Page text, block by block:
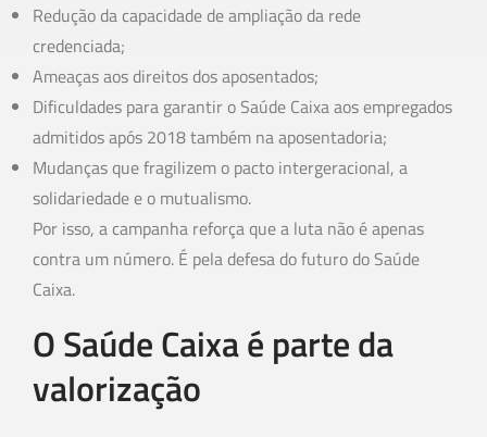
Redução da capacidade de ampliação da rede
credenciada;
Ameaças aos direitos dos aposentados;
Dificuldades para garantir o Saúde Caixa aos empregados
admitidos após 2018 também na aposentadoria;
Mudanças que fragilizem o pacto intergeracional, a
solidariedade e o mutualismo.
Por isso, a campanha reforça que a luta não é apenas
contra um número. É pela defesa do futuro do Saúde
Caixa.
O Saúde Caixa é parte da
valorização